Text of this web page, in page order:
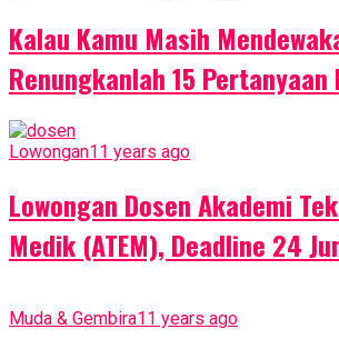
Kalau Kamu Masih
Renungkanlah 15 Pertanyaan
Lowongan11 years ago
Lowongan Dosen Akademi
Medik (ATEM), Deadline 24
Muda & Gembira11 years ago